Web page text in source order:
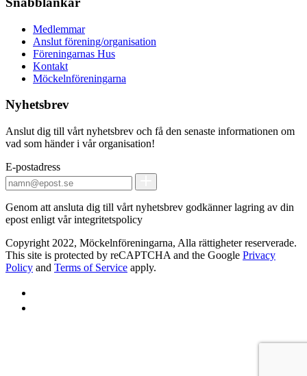
Medlemmar
Anslut förening/organisation
Föreningarnas Hus
Kontakt
Möckelnföreningarna
Nyhetsbrev
Anslut dig till vårt nyhetsbrev och få den senaste informationen om
vad som händer i vår organisation!
E-postadress
Genom att ansluta dig till vårt nyhetsbrev godkänner lagring av din
epost enligt vår integritetspolicy
Copyright 2022, Möckelnföreningarna, Alla rättigheter reserverade.
This site is protected by reCAPTCHA and the Google Privacy
Policy and Terms of Service apply.